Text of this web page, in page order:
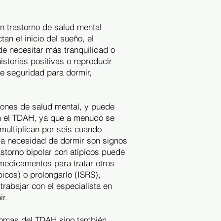
trastorno de salud mental
el inicio del sueño, el
necesitar más tranquilidad o
positivas o reproducir
seguridad para dormir,
de salud mental, y puede
TDAH, ya que a menudo se
por seis cuando
necesidad de dormir son signos
bipolar con atípicos puede
para tratar otros
o prolongarlo (ISRS),
con el especialista en